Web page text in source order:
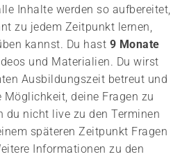
Inhalte werden so aufbereitet,
zu jedem Zeitpunkt lernen,
kannst. Du hast 9 Monate
und Materialien. Du wirst
Ausbildungszeit betreut und
Möglichkeit, deine Fragen zu
du nicht live zu den Terminen
späteren Zeitpunkt Fragen
Informationen zu den